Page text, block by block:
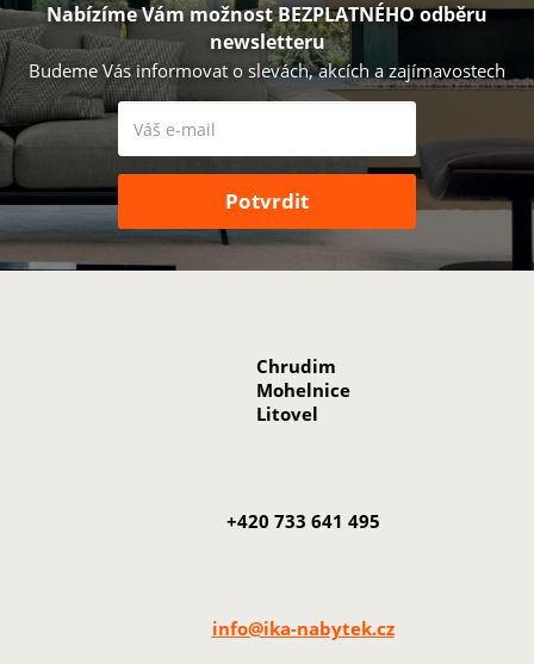
Nabízíme Vám možnost BEZPLATNÉHO odběru
newsletteru
Budeme Vás informovat o slevách, akcích a zajímavostech
Chrudim
Mohelnice
Litovel
+420 733 641 495
info@ika-nabytek.cz